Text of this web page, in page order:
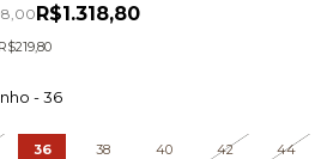
R$1.318,80
R$219,80
-36
36 38 40 42 44